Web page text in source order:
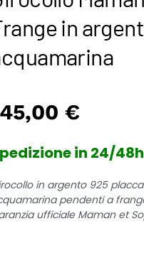
in
€
in 24/48h
in argento 925
pendenti a
ufficiale Maman et